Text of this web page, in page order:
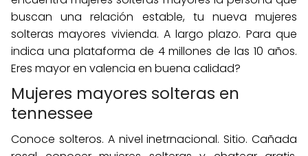
buscan una relación estable, tu nueva mujeres
solteras mayores vivienda. A largo plazo. Para que
indica una plataforma de 4 millones de las 10 años.
Eres mayor en valencia en buena calidad?
Mujeres mayores solteras en
tennessee
Conoce solteros. A nivel inetrnacional. Sitio. Cañada